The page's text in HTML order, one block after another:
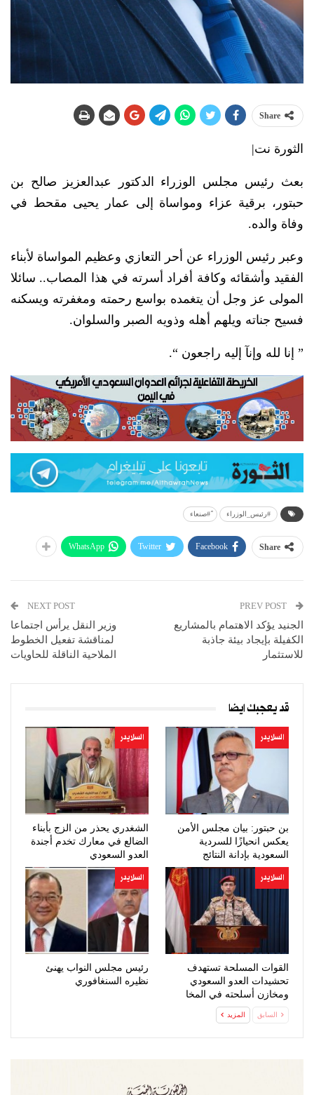
Share
الثورة نت|
بعث رئيس مجلس الوزراء الدكتور عبدالعزيز صالح بن
حبتور، برقية عزاء ومواساة إلى عمار يحيى مقحط في
وفاة والده.
وعبر رئيس الوزراء عن أحر التعازي وعظيم المواساة لأبناء
الفقيد وأشقائه وكافة أفراد أسرته في هذا المصاب.. سائلا
المولى عز وجل أن يتغمده بواسع رحمته ومغفرته ويسكنه
فسيح جناته ويلهم أهله وذويه الصبر والسلوان.
” إنا لله وإنآ إليه راجعون “.
#رئيس_الوزراء ً#صنعاء
Share
Facebook
Twitter
WhatsApp
الجنيد يؤكد الاهتمام بالمشاريع
الكفيلة بإيجاد بيئة جاذبة
للاستثمار
NEXT POST
وزير النقل يرأس اجتماعا
لمناقشة تفعيل الخطوط
الملاحية الناقلة للحاويات
قد يعجبك ايضا
السلايدر
بن حبتور: بيان مجلس الأمن
يعكس انحيازًا للسردية
السعودية بإدانة النتائج
وتجاهل…
السلايدر
الشغدري يحذر من الزج بأبناء
الضالع في معارك تخدم أجندة
العدو السعودي
السلايدر
القوات المسلحة تستهدف
تحشيدات العدو السعودي
ومخازن أسلحته في المخا
السلايدر
رئيس مجلس النواب يهنئ
نظيره السنغافوري
السابق المزيد